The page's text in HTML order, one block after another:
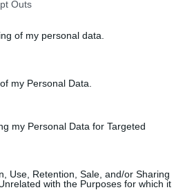
Outs
of my personal data.
my Personal Data.
my Personal Data for Targeted
Use, Retention, Sale, and/or Sharing
with the Purposes for which it